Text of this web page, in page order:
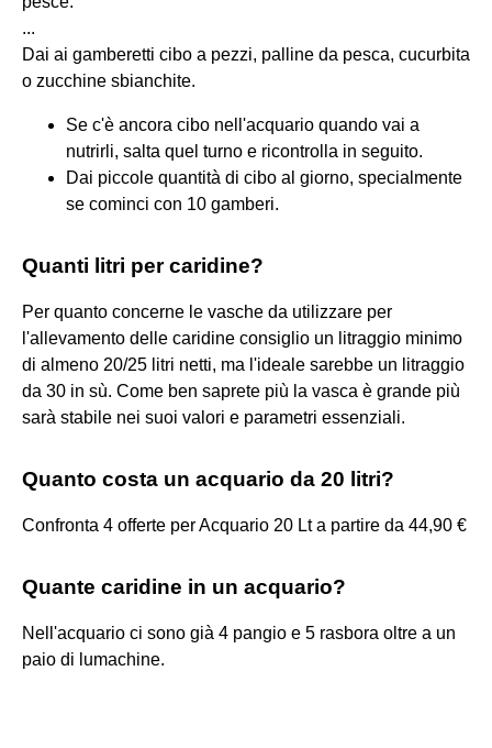
...
Dai ai gamberetti cibo a pezzi, palline da pesca, cucurbita
o zucchine sbianchite.
Se c'è ancora cibo nell'acquario quando vai a
nutrirli, salta quel turno e ricontrolla in seguito.
Dai piccole quantità di cibo al giorno, specialmente
se cominci con 10 gamberi.
Quanti litri per caridine?
Per quanto concerne le vasche da utilizzare per
l'allevamento delle caridine consiglio un litraggio minimo
di almeno 20/25 litri netti, ma l'ideale sarebbe un litraggio
da 30 in sù. Come ben saprete più la vasca è grande più
sarà stabile nei suoi valori e parametri essenziali.
Quanto costa un acquario da 20 litri?
Confronta 4 offerte per Acquario 20 Lt a partire da 44,90 €
Quante caridine in un acquario?
Nell'acquario ci sono già 4 pangio e 5 rasbora oltre a un
paio di lumachine.